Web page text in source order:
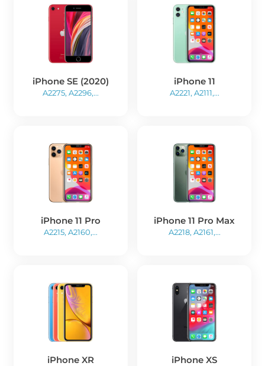
iPhone SE (2020)
A2275, A2296,...
iPhone 11
A2221, A2111,...
iPhone 11 Pro
A2215, A2160,...
iPhone 11 Pro Max
A2218, A2161,...
iPhone XR iPhone XS